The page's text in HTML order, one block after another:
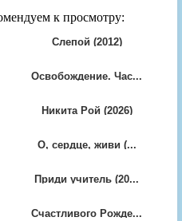
к просмотру:
Слепой (2012)
Освобождение. Час...
Никита Рой (2026)
О, сердце, живи (...
Приди учитель (20...
Счастливого Рожде...